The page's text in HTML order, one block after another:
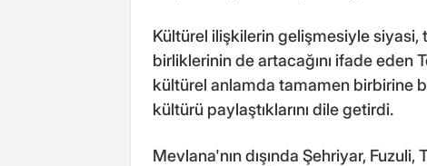
Kültürel ilişkilerin gelişmesiyle
birliklerinin de artacağını ifade eden
kültürel anlamda tamamen birbirine
kültürü paylaştıklarını dile getirdi.
Mevlana'nın dışında Şehriyar,